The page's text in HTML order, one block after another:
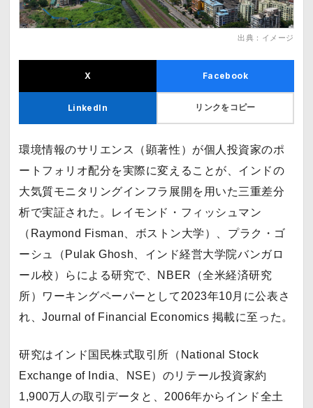
出典：イメージ
X Facebook
LinkedIn リンクをコピー
環境情報のサリエンス（顕著性）が個人投資家のポ
ートフォリオ配分を実際に変えることが、インドの
大気質モニタリングインフラ展開を用いた三重差分
析で実証された。レイモンド・フィッシュマン
（Raymond Fisman、ボストン大学）、プラク・ゴ
ーシュ（Pulak Ghosh、インド経営大学院バンガロ
ール校）らによる研究で、NBER（全米経済研究
所）ワーキングペーパーとして2023年10月に公表さ
れ、Journal of Financial Economics 掲載に至った。
研究はインド国民株式取引所（National Stock
Exchange of India、NSE）のリテール投資家約
1,900万人の取引データと、2006年からインド全土